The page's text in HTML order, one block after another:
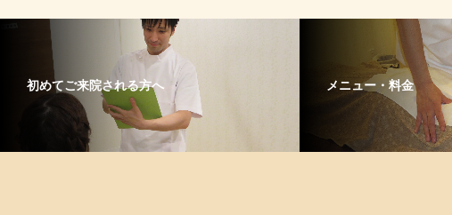
初めてご来院される方へ メニュー・料金